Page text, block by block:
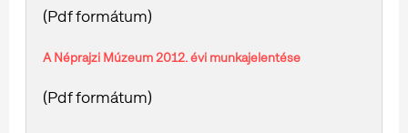
(Pdf formátum)
A Néprajzi Múzeum 2012. évi munkajelentése
(Pdf formátum)